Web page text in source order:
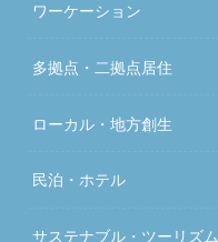
ワーケーション
多拠点・二拠点居住
ローカル・地方創生
民泊・ホテル
サステナブル・ツーリズム